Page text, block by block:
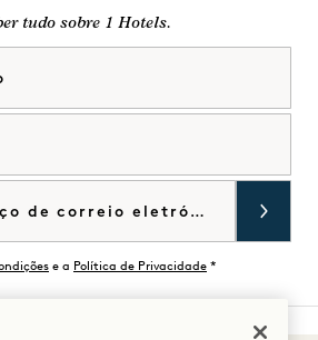
tudo sobre 1 Hotels.
e a Política de Privacidade *